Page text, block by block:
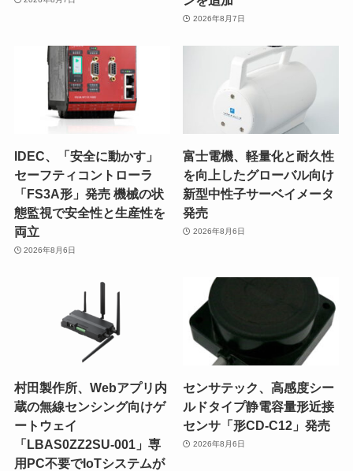
2026年8月7日
IDEC、「安全に動かす」
セーフティコントローラ
「FS3A形」発売 機械の状
態監視で安全性と生産性を
両立
2026年8月6日
富士電機、軽量化と耐久性
を向上したグローバル向け
新型中性子サーベイメータ
発売
2026年8月6日
村田製作所、Webアプリ内
蔵の無線センシング向けゲ
ートウェイ
「LBAS0ZZ2SU-001」専
用PC不要でIoTシステムが
センサテック、高感度シー
ルドタイプ静電容量形近接
センサ「形CD-C12」発売
2026年8月6日